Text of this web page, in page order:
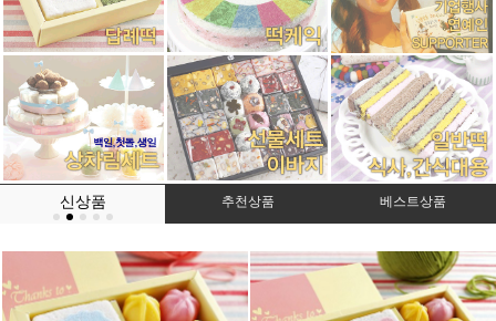
신상품 추천상품 베스트상품